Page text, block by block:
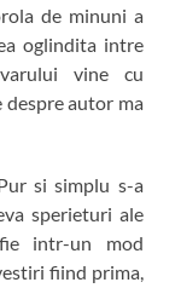
de minuni a
oglindita intre
vine cu
despre autor ma
si simplu s-a
sperieturi ale
intr-un mod
fiind prima,